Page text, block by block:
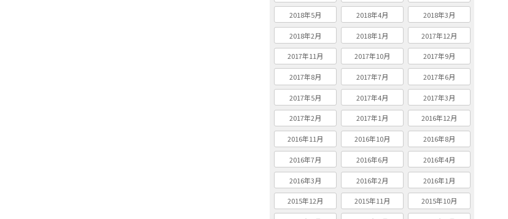
2018年5月 2018年4月 2018年3月
2018年2月 2018年1月 2017年12月
2017年11月 2017年10月 2017年9月
2017年8月 2017年7月 2017年6月
2017年5月 2017年4月 2017年3月
2017年2月 2017年1月 2016年12月
2016年11月 2016年10月 2016年8月
2016年7月 2016年6月 2016年4月
2016年3月 2016年2月 2016年1月
2015年12月 2015年11月 2015年10月